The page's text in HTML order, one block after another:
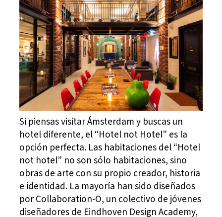
Si piensas visitar Ámsterdam y buscas un
hotel diferente, el “Hotel not Hotel” es la
opción perfecta. Las habitaciones del “Hotel
not hotel” no son sólo habitaciones, sino
obras de arte con su propio creador, historia
e identidad. La mayoría han sido diseñados
por Collaboration-O, un colectivo de jóvenes
diseñadores de Eindhoven Design Academy,